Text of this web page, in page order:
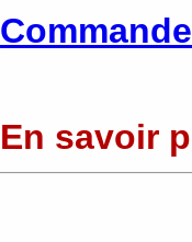
En savoir